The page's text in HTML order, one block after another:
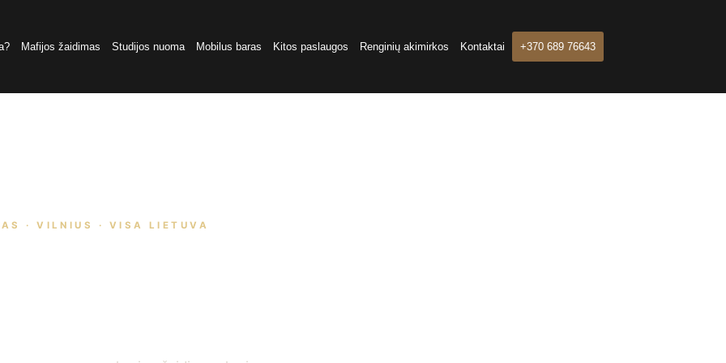
Mafijos žaidimas Studijos nuoma Mobilus baras Kitos paslaugos Renginių akimirkos Kontaktai +370 689 76643
· VILNIUS · VISA LIETUVA